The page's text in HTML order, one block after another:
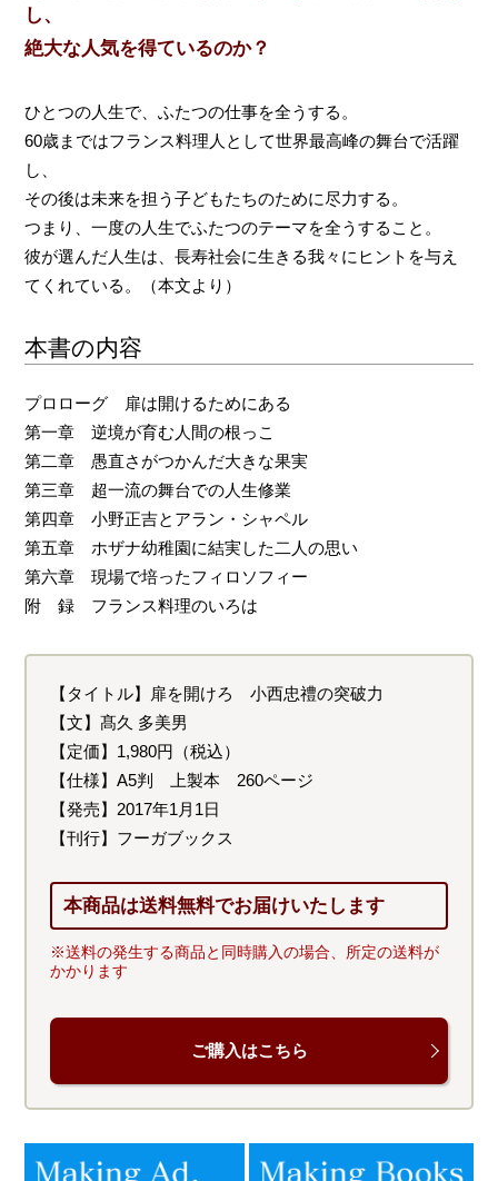
し、
絶大な人気を得ているのか？
ひとつの人生で、ふたつの仕事を全うする。
60歳まではフランス料理人として世界最高峰の舞台で活躍
し、
その後は未来を担う子どもたちのために尽力する。
つまり、一度の人生でふたつのテーマを全うすること。
彼が選んだ人生は、長寿社会に生きる我々にヒントを与え
てくれている。（本文より）
本書の内容
プロローグ 扉は開けるためにある
第一章 逆境が育む人間の根っこ
第二章 愚直さがつかんだ大きな果実
第三章 超一流の舞台での人生修業
第四章 小野正吉とアラン・シャペル
第五章 ホザナ幼稚園に結実した二人の思い
第六章 現場で培ったフィロソフィー
附 録 フランス料理のいろは
【タイトル】扉を開けろ 小西忠禮の突破力
【文】髙久 多美男
【定価】1,980円（税込）
【仕様】A5判 上製本 260ページ
【発売】2017年1月1日
【刊行】フーガブックス
本商品は送料無料でお届けいたします
※送料の発生する商品と同時購入の場合、所定の送料が
かかります
ご購入はこちら